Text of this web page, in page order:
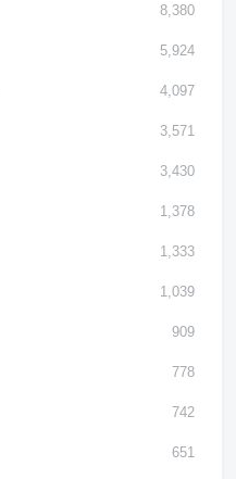
8,380
5,924
4,097
3,571
3,430
1,378
1,333
1,039
909
778
742
651